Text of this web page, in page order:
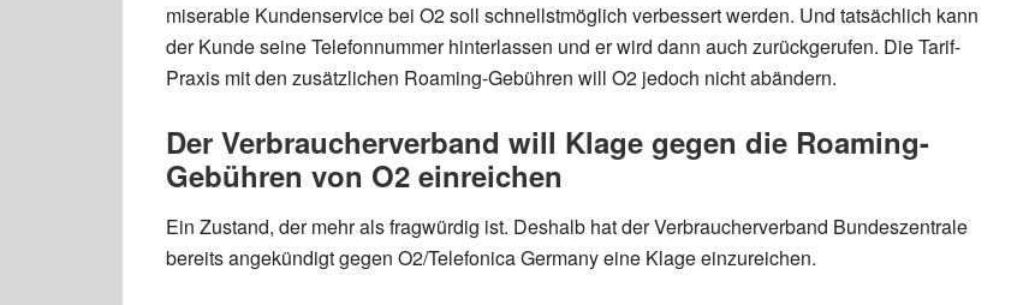
miserable Kundenservice bei O2 soll schnellstmöglich verbessert werden. Und tatsächlich kann
der Kunde seine Telefonnummer hinterlassen und er wird dann auch zurückgerufen. Die Tarif-
Praxis mit den zusätzlichen Roaming-Gebühren will O2 jedoch nicht abändern.
Der Verbraucherverband will Klage gegen die Roaming-
Gebühren von O2 einreichen
Ein Zustand, der mehr als fragwürdig ist. Deshalb hat der Verbraucherverband Bundeszentrale
bereits angekündigt gegen O2/Telefonica Germany eine Klage einzureichen.